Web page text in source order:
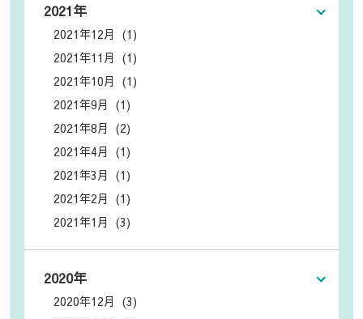
2021年
2021年12月 (1)
2021年11月 (1)
2021年10月 (1)
2021年9月 (1)
2021年8月 (2)
2021年4月 (1)
2021年3月 (1)
2021年2月 (1)
2021年1月 (3)
2020年
2020年12月 (3)